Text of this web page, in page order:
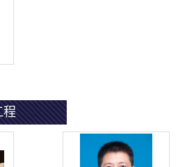
程